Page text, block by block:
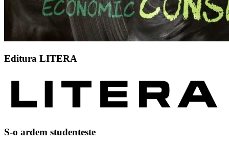
Editura LITERA
S-o ardem studenteste